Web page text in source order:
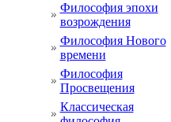
Философия эпохи
возрождения
Философия Нового
времени
Философия
Просвещения
Классическая